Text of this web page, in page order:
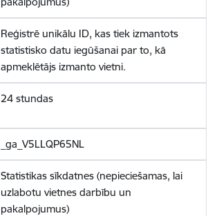
Reģistrē unikālu ID, kas tiek izmantots
statistisko datu iegūšanai par to, kā
apmeklētājs izmanto vietni.
24 stundas
_ga_V5LLQP65NL
Statistikas sīkdatnes (nepieciešamas, lai
uzlabotu vietnes darbību un
pakalpojumus)